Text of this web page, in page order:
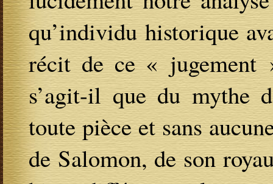
qu’individu historique
récit de ce «
s’agit-il que du mythe
toute pièce et sans
de Salomon, de son